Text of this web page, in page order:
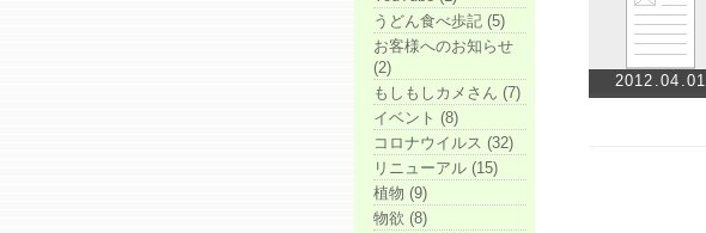
2012.04.01
うどん食べ歩記 (5)
お客様へのお知らせ
(2)
もしもしカメさん (7)
イベント (8)
コロナウイルス (32)
リニューアル (15)
植物 (9)
物欲 (8)